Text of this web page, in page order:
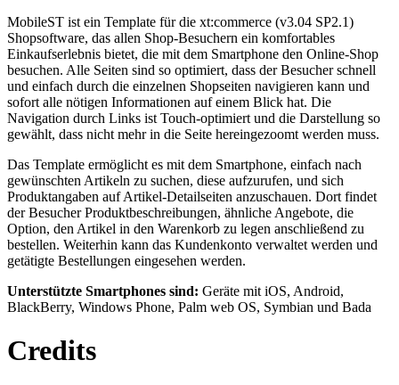
MobileST ist ein Template für die xt:commerce (v3.04 SP2.1)
Shopsoftware, das allen Shop-Besuchern ein komfortables
Einkaufserlebnis bietet, die mit dem Smartphone den Online-Shop
besuchen. Alle Seiten sind so optimiert, dass der Besucher schnell
und einfach durch die einzelnen Shopseiten navigieren kann und
sofort alle nötigen Informationen auf einem Blick hat. Die
Navigation durch Links ist Touch-optimiert und die Darstellung so
gewählt, dass nicht mehr in die Seite hereingezoomt werden muss.
Das Template ermöglicht es mit dem Smartphone, einfach nach
gewünschten Artikeln zu suchen, diese aufzurufen, und sich
Produktangaben auf Artikel-Detailseiten anzuschauen. Dort findet
der Besucher Produktbeschreibungen, ähnliche Angebote, die
Option, den Artikel in den Warenkorb zu legen anschließend zu
bestellen. Weiterhin kann das Kundenkonto verwaltet werden und
getätigte Bestellungen eingesehen werden.
Unterstützte Smartphones sind: Geräte mit iOS, Android,
BlackBerry, Windows Phone, Palm web OS, Symbian und Bada
Credits